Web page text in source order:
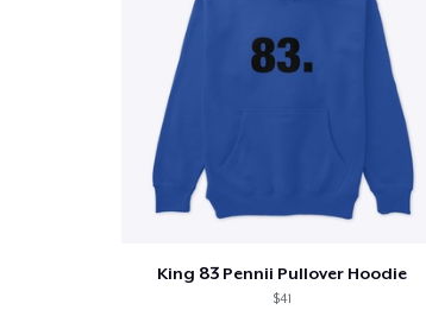
King 83 Pennii Pullover Hoodie
$41